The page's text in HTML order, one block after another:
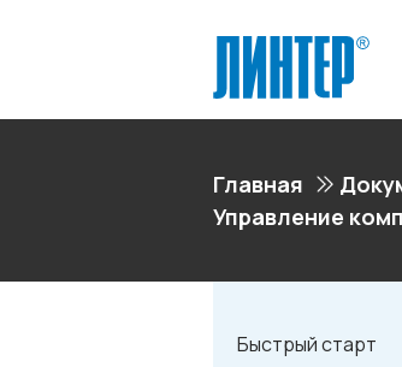
Главная
Управление
Быстрый старт